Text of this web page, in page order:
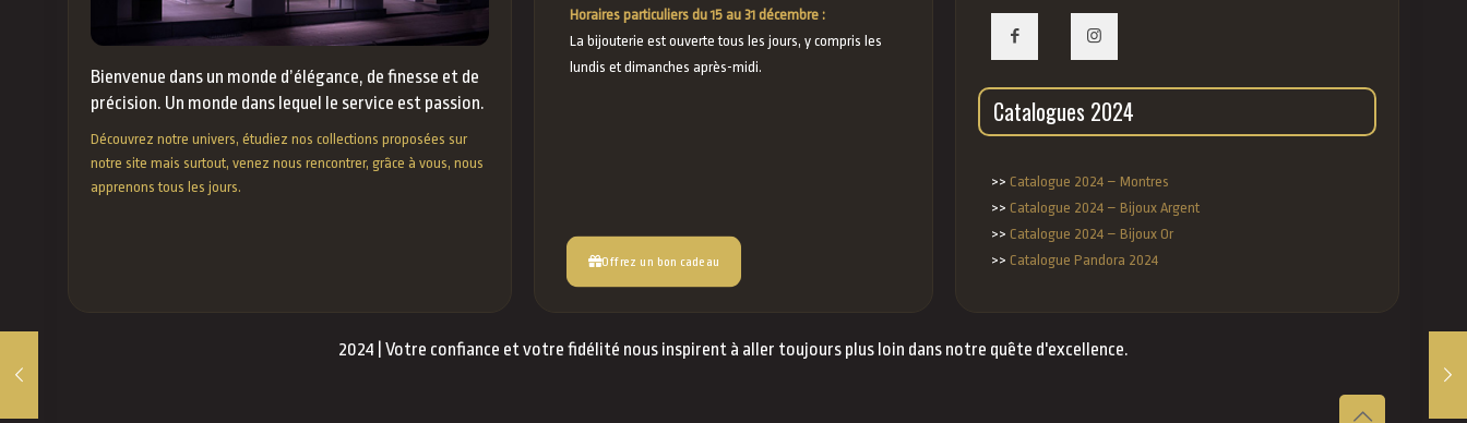
Bienvenue dans un monde d’élégance, de finesse et de
précision. Un monde dans lequel le service est passion.
Découvrez notre univers, étudiez nos collections proposées sur
notre site mais surtout, venez nous rencontrer, grâce à vous, nous
apprenons tous les jours.
Horaires particuliers du 15 au 31 décembre :
La bijouterie est ouverte tous les jours, y compris les
lundis et dimanches après-midi.
Offrez un bon cadeau
Catalogues 2024
>> Catalogue 2024 – Montres
>> Catalogue 2024 – Bijoux Argent
>> Catalogue 2024 – Bijoux Or
>> Catalogue Pandora 2024
2024 | Votre confiance et votre fidélité nous inspirent à aller toujours plus loin dans notre quête d'excellence.